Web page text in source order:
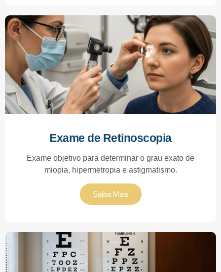
Exame de Retinoscopia
Exame objetivo para determinar o grau exato de
miopia, hipermetropia e astigmatismo.
Saiba Mais